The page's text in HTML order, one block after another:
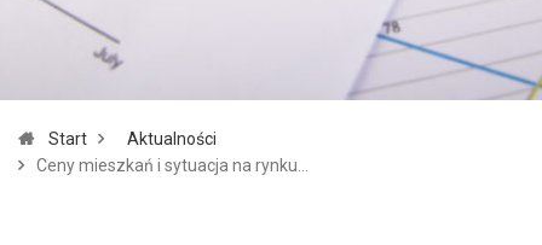
Kontrast kolorów
brightness_high
Jasny kontrast
Start
Aktualności
Ceny mieszkań i sytuacja na rynku…